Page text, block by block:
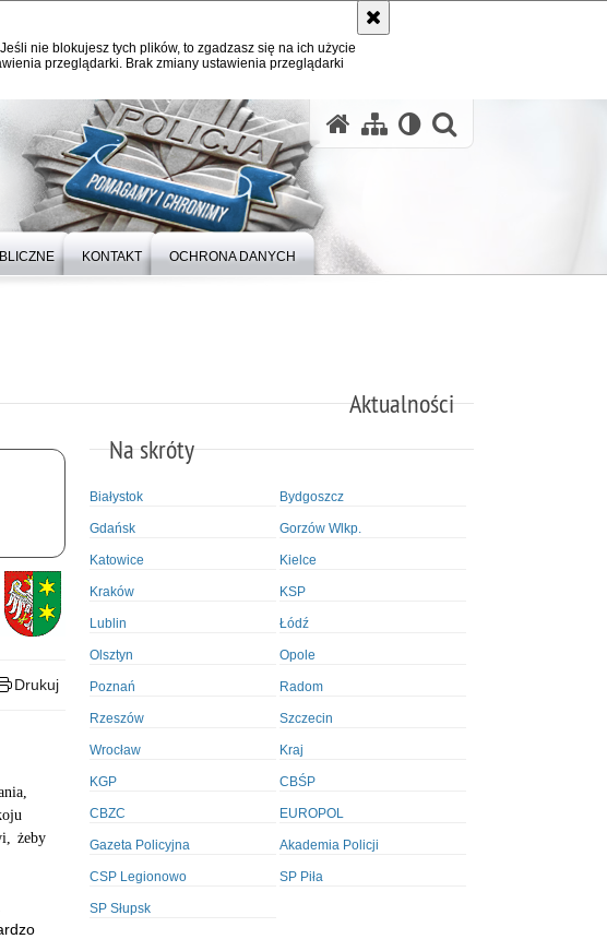
nie blokujesz tych plików, to zgadzasz się na ich użycie
przeglądarki. Brak zmiany ustawienia przeglądarki
KONTAKT OCHRONA DANYCH
Aktualności
Drukuj
żeby
Na skróty
Białystok Bydgoszcz
Gdańsk Gorzów Wlkp.
Katowice Kielce
Kraków KSP
Lublin Łódź
Olsztyn Opole
Poznań Radom
Rzeszów Szczecin
Wrocław Kraj
KGP CBŚP
CBZC EUROPOL
Gazeta Policyjna Akademia Policji
CSP Legionowo SP Piła
SP Słupsk